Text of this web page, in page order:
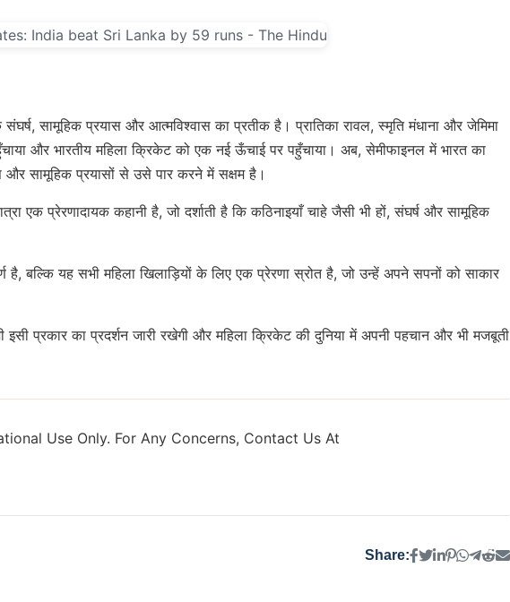
सामूहिक प्रयास और आत्मविश्वास का प्रतीक है। प्रातिका रावल, स्मृति मंधाना और जेमिमा
और भारतीय महिला क्रिकेट को एक नई ऊँचाई पर पहुँचाया। अब, सेमीफाइनल में भारत का
और सामूहिक प्रयासों से उसे पार करने में सक्षम है।
एक प्रेरणादायक कहानी है, जो दर्शाती है कि कठिनाइयाँ चाहे जैसी भी हों, संघर्ष और सामूहिक
बल्कि यह सभी महिला खिलाड़ियों के लिए एक प्रेरणा स्रोत है, जो उन्हें अपने सपनों को साकार
प्रकार का प्रदर्शन जारी रखेगी और महिला क्रिकेट की दुनिया में अपनी पहचान और भी मजबूती
Use Only. For Any Concerns, Contact Us At
Share: